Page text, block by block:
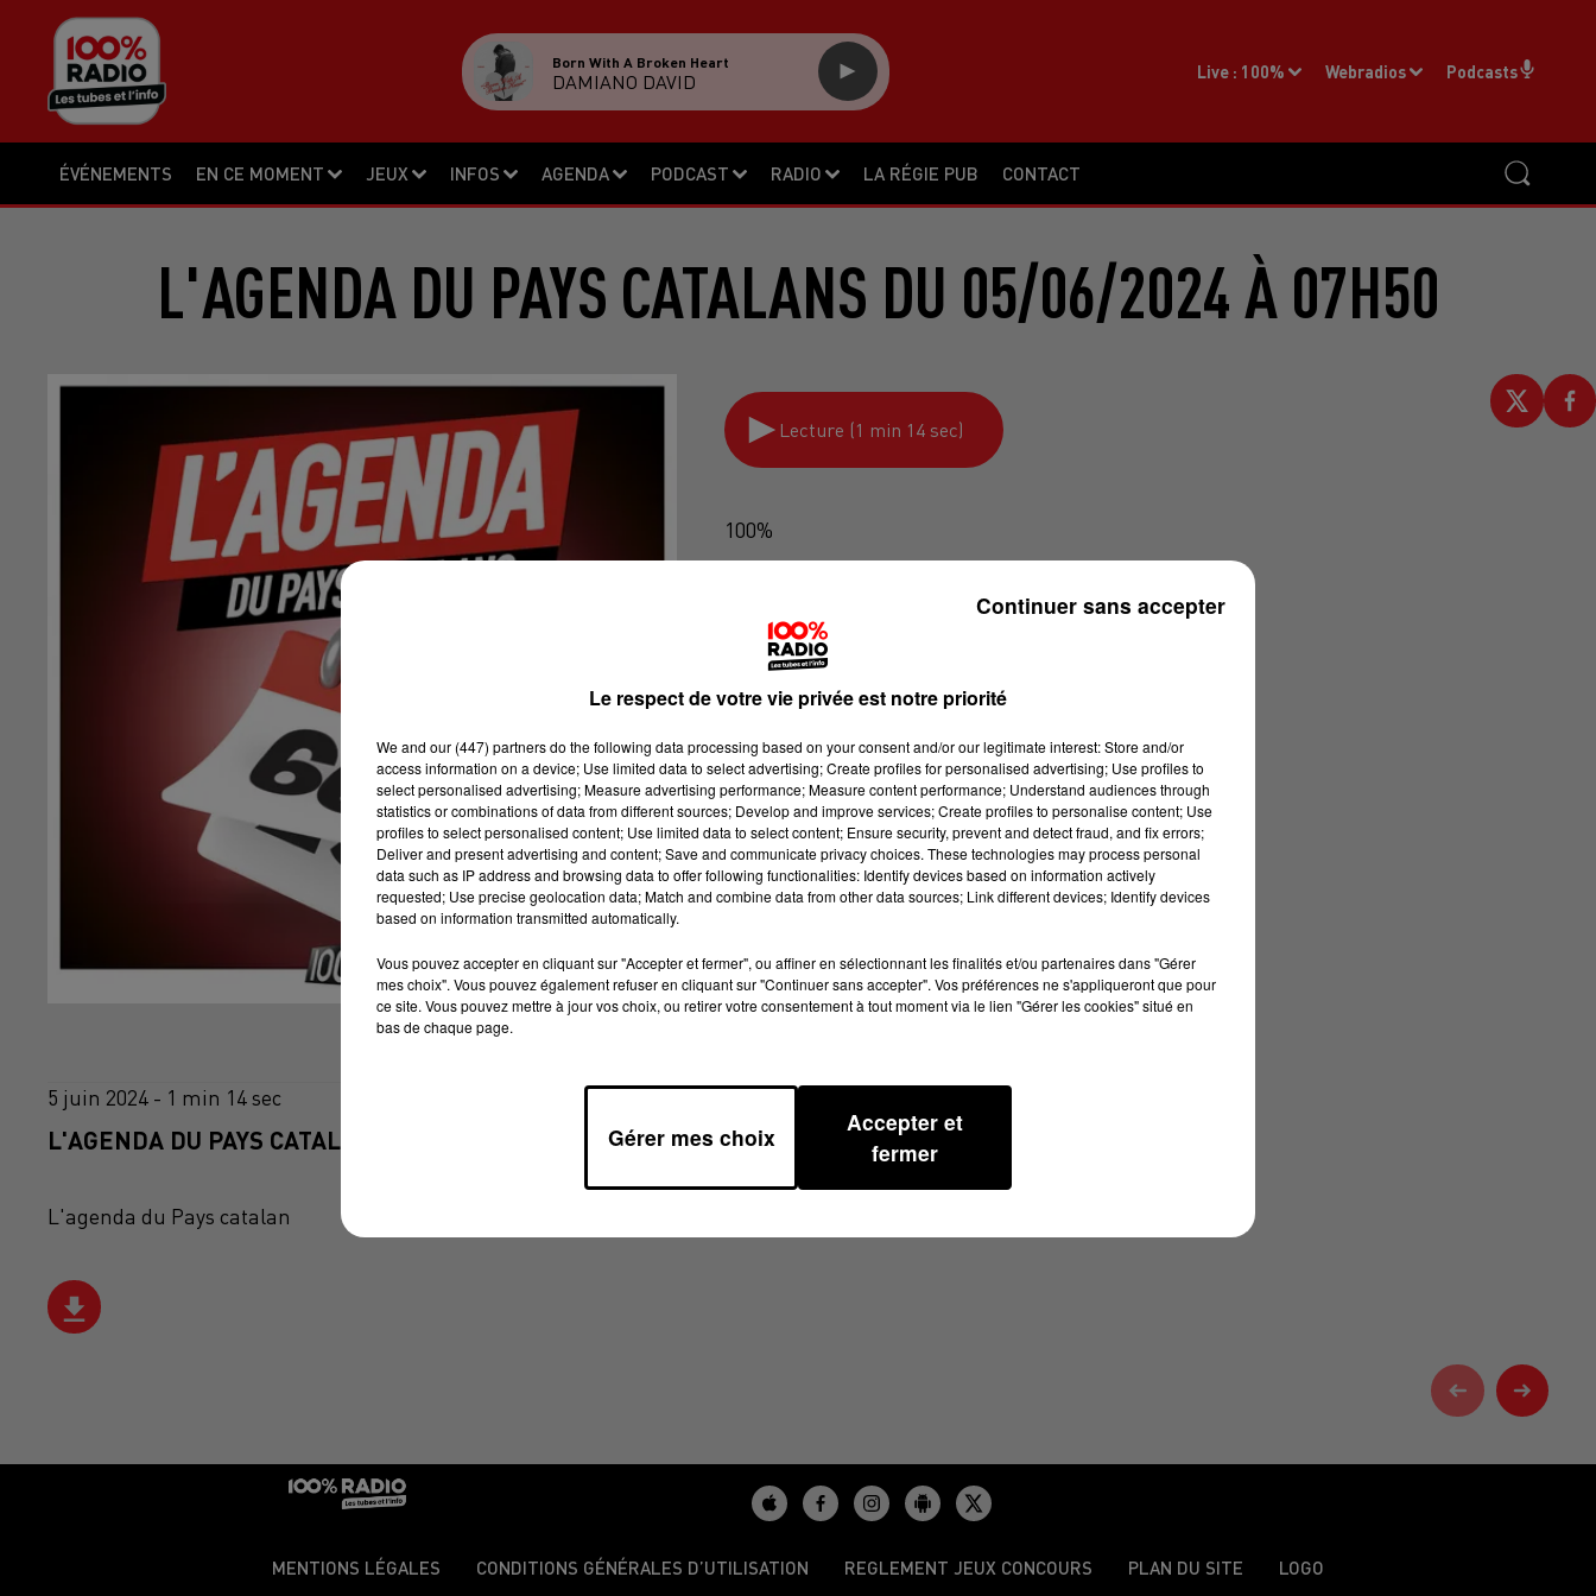
ÉVÉNEMENTS EN CE MOMENT JEUX INFOS AGENDA PODCAST RADIO LA RÉGIE PUB CONTACT
Live : 100% Webradios Podcasts
Born With A Broken Heart
DAMIANO DAVID
L'AGENDA DU PAYS CATALANS DU 05/06/2024 À 07H50
Lecture (1 min 14 sec)
100%
5 juin 2024 - 1 min 14 sec
L'AGENDA DU PAYS CATALANS DU 05/06/2024 À 07H50
L'agenda du Pays catalan
MENTIONS LÉGALES CONDITIONS GÉNÉRALES D’UTILISATION REGLEMENT JEUX CONCOURS PLAN DU SITE LOGO
Le respect de votre vie privée est notre priorité
We and our (447) partnersdo the following data processing based on your consent and/or our legitimate interest: Store and/or
access information on a device; Use limited data to select advertising; Create profiles for personalised advertising; Use profiles to
select personalised advertising; Measure advertising performance; Measure content performance; Understand audiences through
statistics or combinations of data from different sources; Develop and improve services; Create profiles to personalise content; Use
profiles to select personalised content; Use limited data to select content; Ensure security, prevent and detect fraud, and fix errors;
Deliver and present advertising and content; Save and communicate privacy choices. These technologies may process personal
data such as IP address and browsing data to offer following functionalities: Identify devices based on information actively
requested; Use precise geolocation data; Match and combine data from other data sources; Link different devices; Identify devices
based on information transmitted automatically.
Vous pouvez accepter en cliquant sur "Accepter et fermer", ou affiner en sélectionnant les finalités et/ou partenaires dans "Gérer
mes choix". Vous pouvez également refuser en cliquant sur "Continuer sans accepter". Vos préférences ne s'appliqueront que pour
ce site. Vous pouvez mettre à jour vos choix, ou retirer votre consentement à tout moment via le lien "Gérer les cookies" situé en
bas de chaque page.
Gérer mes choix
Accepter et
fermer
Continuer sans accepter